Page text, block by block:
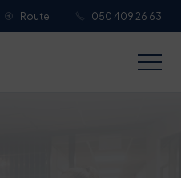
Route 050 409 26 63